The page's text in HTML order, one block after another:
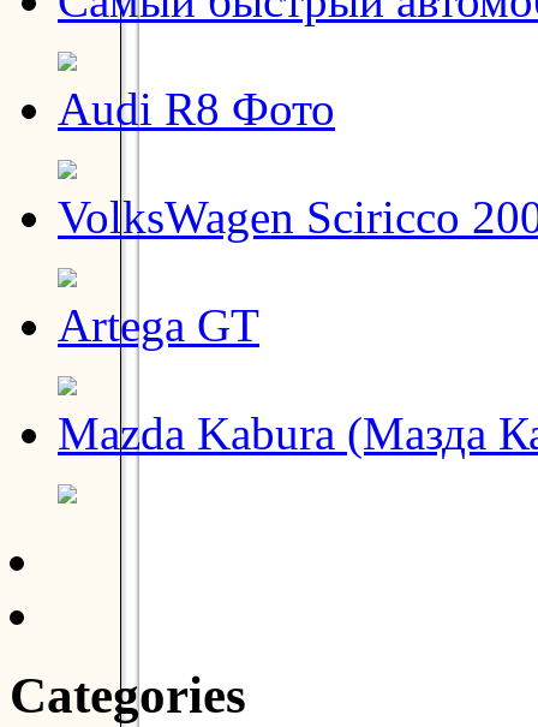
Audi R8 Фото
VolksWagen Sciricco
Artega GT
Mazda Kabura (Мазда
Categories